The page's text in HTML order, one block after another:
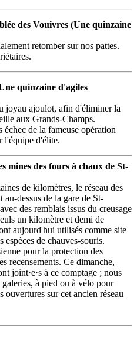
des Vouivres (Une quinzaine
retomber sur nos pattes.
quinzaine d'agiles
joyau ajoulot, afin d'éliminer la
aux Grands-Champs.
échec de la fameuse opération
l'équipe d'élite.
mines des fours à chaux de St-
de kilomètres, le réseau des
dessus de la gare de St-
des remblais issus du creusage
un kilomètre et demi de
aujourd'hui utilisés comme site
de chauves-souris.
pour la protection des
recensements. Ce dimanche,
joint·e·s à ce comptage ; nous
à pied ou à vélo pour
ouvertures sur cet ancien réseau